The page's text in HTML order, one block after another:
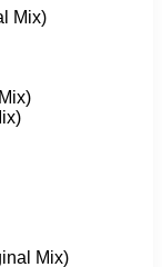
Mix)
Mix)